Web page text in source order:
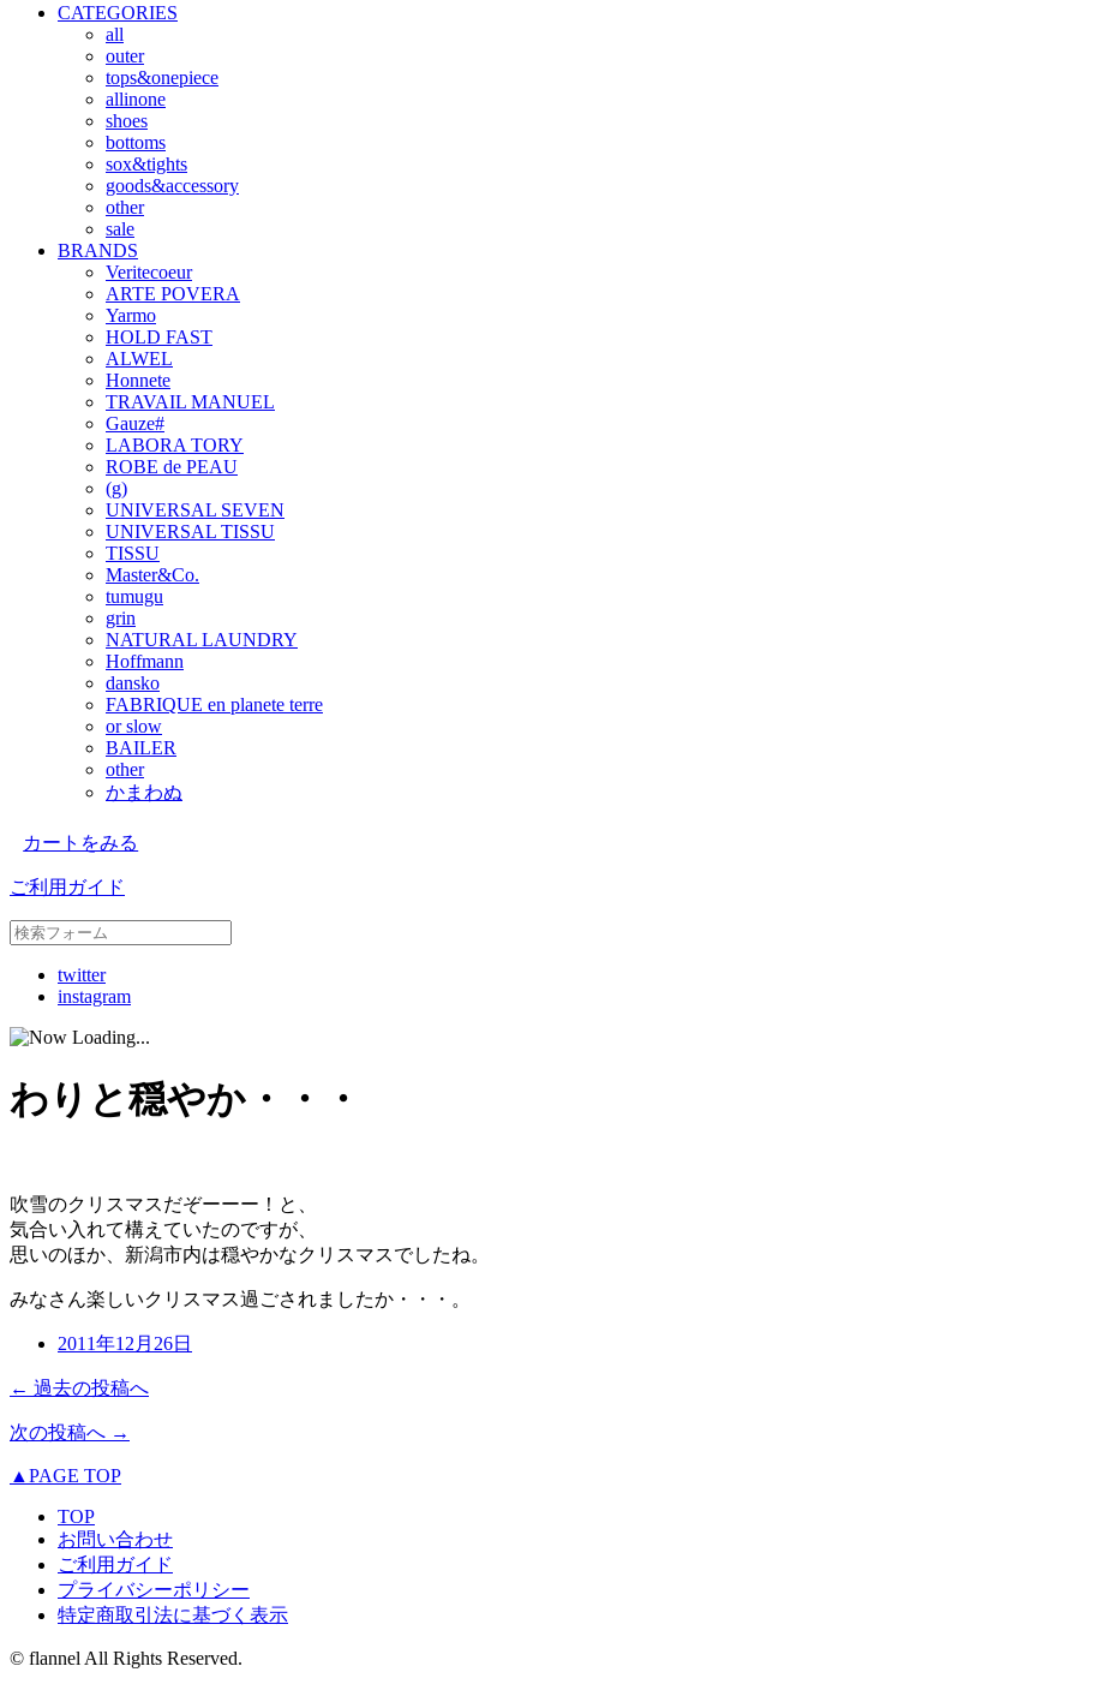
CATEGORIES
all
outer
tops&onepiece
allinone
shoes
bottoms
sox&tights
goods&accessory
other
sale
BRANDS
Veritecoeur
ARTE POVERA
Yarmo
HOLD FAST
ALWEL
Honnete
TRAVAIL MANUEL
Gauze#
LABORA TORY
ROBE de PEAU
(g)
UNIVERSAL SEVEN
UNIVERSAL TISSU
TISSU
Master&Co.
tumugu
grin
NATURAL LAUNDRY
Hoffmann
dansko
FABRIQUE en planete terre
or slow
BAILER
other
かまわぬ
カートをみる
ご利用ガイド
twitter
instagram
わりと穏やか・・・
吹雪のクリスマスだぞーーー！と、
気合い入れて構えていたのですが、
思いのほか、新潟市内は穏やかなクリスマスでしたね。
みなさん楽しいクリスマス過ごされましたか・・・。
2011年12月26日
← 過去の投稿へ
次の投稿へ →
▲PAGE TOP
TOP
お問い合わせ
ご利用ガイド
プライバシーポリシー
特定商取引法に基づく表示
© flannel All Rights Reserved.